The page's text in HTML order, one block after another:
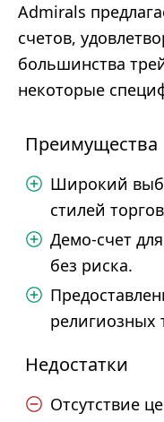
Admirals
счетов,
большинства
некоторые
Преимущества
Широкий
стилей
Демо-счет
без риска.
религиозных
Недостатки
Отсутствие